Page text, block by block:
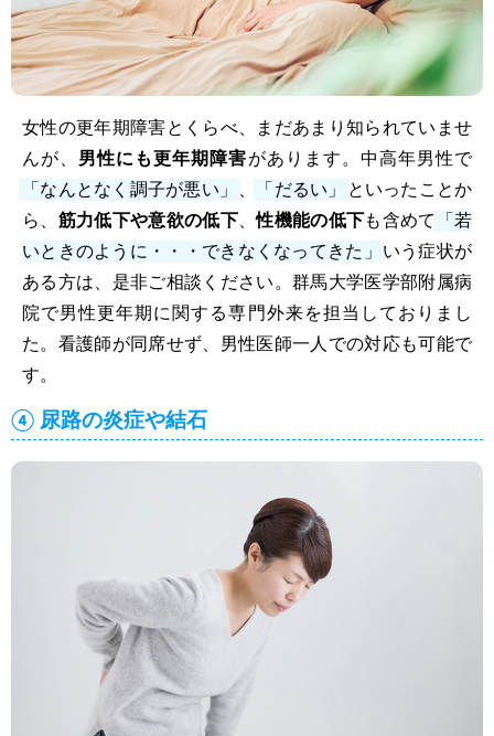
女性の更年期障害とくらべ、まだあまり知られていませ
んが、 男性にも更年期障害があります。中高年男性で
「なんとなく調子が悪い」
「だるい」
といったことか
ら、 筋力低下や意欲の低下 、性機能の低下 も含めて
「若
いときのように・・・できなくなってきた」
いう症状が
ある方は、是非ご相談ください。群馬大学医学部附属病
院で男性更年期に関する専門外来を担当しておりまし
た。看護師が同席せず、男性医師一人での対応も可能で
す。
④ 尿路の炎症や結石